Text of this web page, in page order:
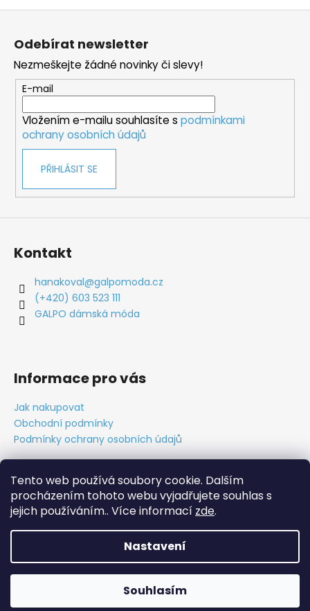
Tento web používá soubory cookie. Dalším
procházením tohoto webu vyjadřujete souhlas s
jejich používáním.. Více informací zde.
Nastavení
Souhlasím
Z
Odebírat newsletter
Nezmeškejte žádné novinky či slevy!
E-mail
Vložením e-mailu souhlasíte s podmínkami
ochrany osobních údajů
PŘIHLÁSIT SE
Kontakt
hanakoval@galpomoda.cz
(+420) 603 523 111
GALPO dámská móda
Informace pro vás
Jak nakupovat
Obchodní podmínky
Podmínky ochrany osobních údajů
Obchodní podmínky Ochrana osobních údajů
Tabulky velikostí
Kontakt O nás Vytvořil Cabakorp
Copyright 2026GALPO móda. Všechna práva vyhrazena.
Upravit nastavení cookies